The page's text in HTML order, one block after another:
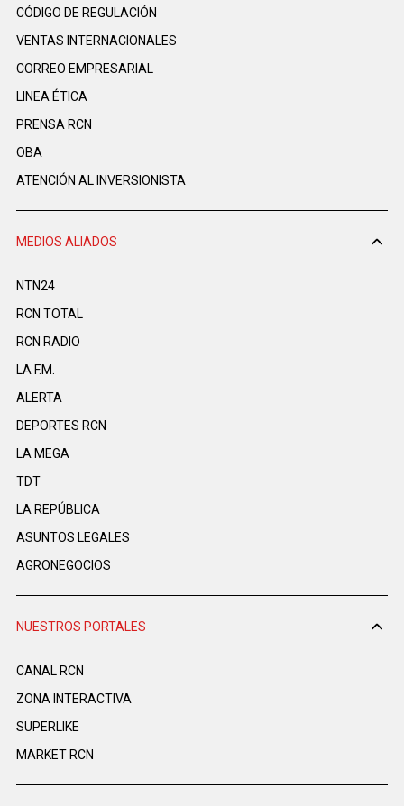
CÓDIGO DE REGULACIÓN
VENTAS INTERNACIONALES
CORREO EMPRESARIAL
LINEA ÉTICA
PRENSA RCN
OBA
ATENCIÓN AL INVERSIONISTA
MEDIOS ALIADOS
NTN24
RCN TOTAL
RCN RADIO
LA F.M.
ALERTA
DEPORTES RCN
LA MEGA
TDT
LA REPÚBLICA
ASUNTOS LEGALES
AGRONEGOCIOS
NUESTROS PORTALES
CANAL RCN
ZONA INTERACTIVA
SUPERLIKE
MARKET RCN